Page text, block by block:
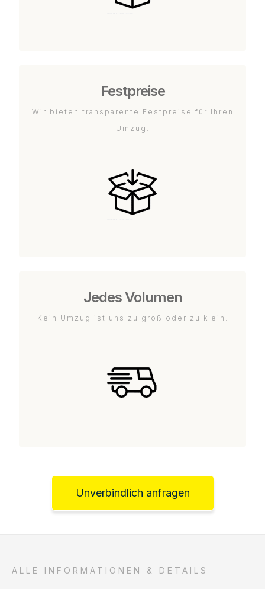
Festpreise
Wir bieten transparente Festpreise für Ihren
Umzug.
Jedes Volumen
Kein Umzug ist uns zu groß oder zu klein.
Unverbindlich anfragen
ALLE INFORMATIONEN & DETAILS